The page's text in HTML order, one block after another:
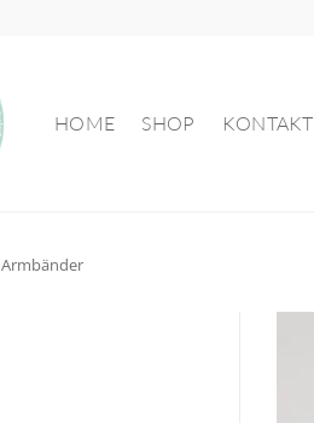
HOME SHOP KONTAKT
Armbänder